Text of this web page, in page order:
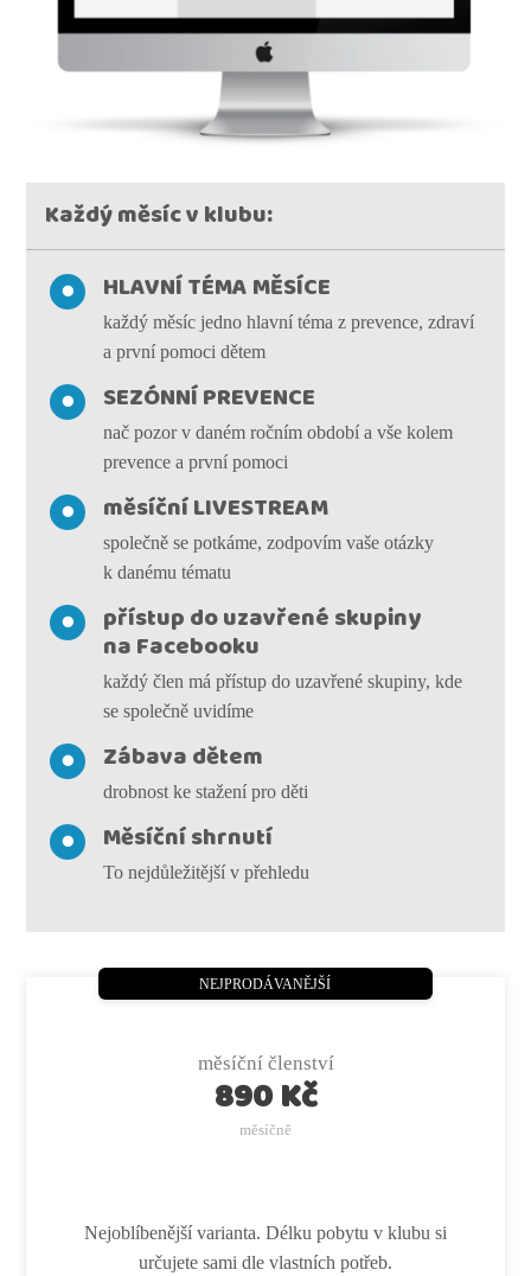
Každý měsíc v klubu:
HLAVNÍ TÉMA MĚSÍCE
každý měsíc jedno hlavní téma z prevence, zdraví
a první pomoci dětem
SEZÓNNÍ PREVENCE
nač pozor v daném ročním období a vše kolem
prevence a první pomoci
měsíční LIVESTREAM
společně se potkáme, zodpovím vaše otázky
k danému tématu
přístup do uzavřené skupiny
na Facebooku
každý člen má přístup do uzavřené skupiny, kde
se společně uvidíme
Zábava dětem
drobnost ke stažení pro děti
Měsíční shrnutí
To nejdůležitější v přehledu
měsíční členství
890 Kč
měsíčně
NEJPRODÁVANĚJŠÍ
Nejoblíbenější varianta. Délku pobytu v klubu si
určujete sami dle vlastních potřeb.